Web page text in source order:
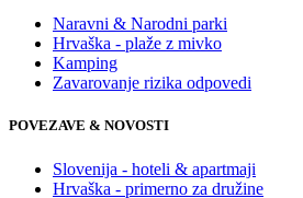
Naravni & Narodni parki
Hrvaška - plaže z mivko
Kamping
Zavarovanje rizika odpovedi
POVEZAVE & NOVOSTI
Slovenija - hoteli & apartmaji
Hrvaška - primerno za družine